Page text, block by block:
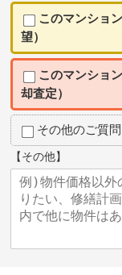
このマンショ
望）
このマンショ
却査定）
その他のご質
【その他】